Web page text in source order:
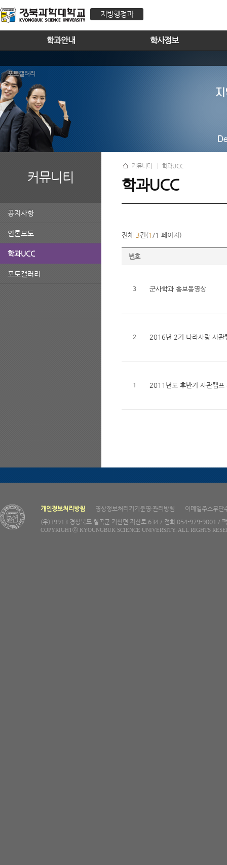
지방행정과
학과안내 학사정보
포토갤러리
커뮤니티
공지사항
언론보도
학과UCC
포토갤러리
커뮤니티 학과UCC
학과UCC
전체 3건(1 /1 페이지)
번호
3 군사학과 홍보동영상
2 2016년 2기 나라사랑 사관
1 2011년도 후반기 사관캠프
개인정보처리방침 영상정보처리기기운영·관리방침
이메일주소무단
(우)39913 경상북도 칠곡군 기산면 지산로 634 / 전화 054-979-9001 /
COPYRIGHTⓒ KYOUNGBUK SCIENCE UNIVERSITY. ALL RIGHTS